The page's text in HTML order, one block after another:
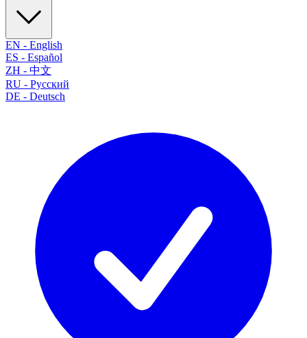
EN - English
ES - Español
ZH - 中文
RU - Русский
DE - Deutsch